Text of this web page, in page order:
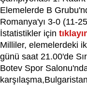
Elemelerde B
Romanya'yı 3-0 (11-
İstatistikler için
Milliler, elemelerdeki
günü saat 21.00'de
Botev Spor